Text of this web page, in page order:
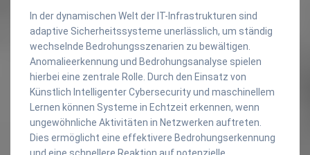
In der dynamischen Welt der IT-Infrastrukturen sind
adaptive Sicherheitssysteme unerlässlich, um ständig
wechselnde Bedrohungsszenarien zu bewältigen.
Anomalieerkennung und Bedrohungsanalyse spielen
hierbei eine zentrale Rolle. Durch den Einsatz von
Künstlich Intelligenter Cybersecurity und maschinellem
Lernen können Systeme in Echtzeit erkennen, wenn
ungewöhnliche Aktivitäten in Netzwerken auftreten.
Dies ermöglicht eine effektivere Bedrohungserkennung
und eine schnellere Reaktion auf potenzielle